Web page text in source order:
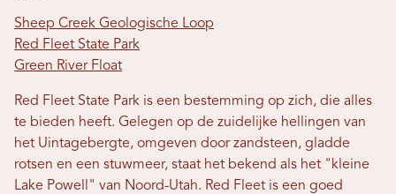
Sheep Creek Geologische Loop
Red Fleet State Park
Green River Float
Red Fleet State Park is een bestemming op zich, die alles
te bieden heeft. Gelegen op de zuidelijke hellingen van
het Uintagebergte, omgeven door zandsteen, gladde
rotsen en een stuwmeer, staat het bekend als het "kleine
Lake Powell" van Noord-Utah. Red Fleet is een goed